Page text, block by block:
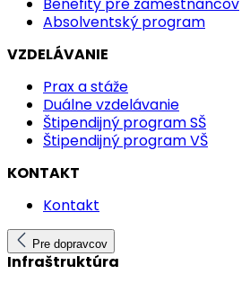
Absolventský program
VZDELÁVANIE
Prax a stáže
Duálne vzdelávanie
Štipendijný program SŠ
Štipendijný program VŠ
KONTAKT
Kontakt
Pre dopravcov
Infraštruktúra